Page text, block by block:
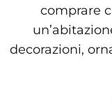
comprare
decorazioni,